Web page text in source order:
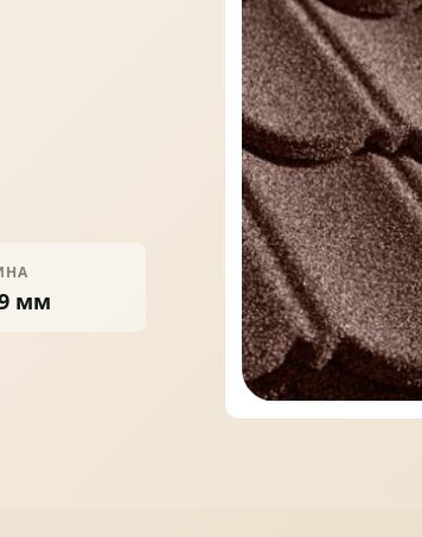
МЕТАЛОЧЕРЕПИЦЯ
ФАЛЬЦЕВА ПОКРІВЛЯ
ПІДШИВИ
мм